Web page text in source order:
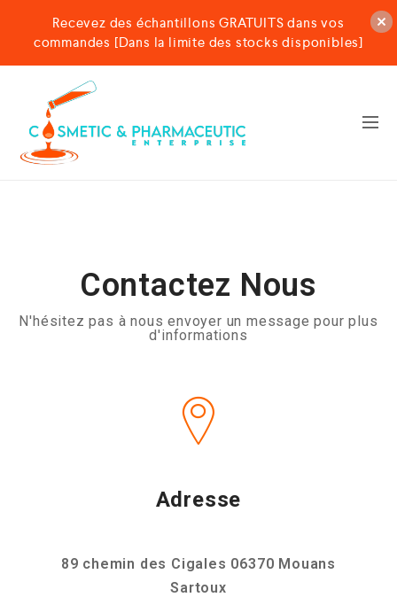
Contactez Nous
N'hésitez pas à nous envoyer un message pour plus
d'informations
Adresse
89 chemin des Cigales 06370 Mouans
Sartoux
Recevez des échantillons GRATUITS dans vos
commandes [Dans la limite des stocks disponibles]